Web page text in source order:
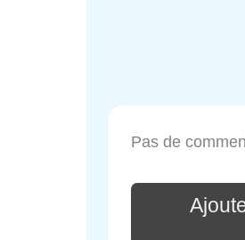
Pas de